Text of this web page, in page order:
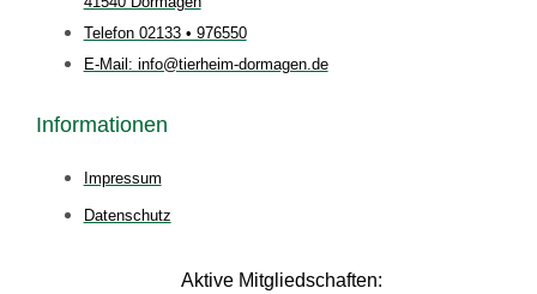
Telefon 02133 • 976550
E-Mail: info@tierheim-dormagen.de
Informationen
Impressum
Datenschutz
Aktive Mitgliedschaften: